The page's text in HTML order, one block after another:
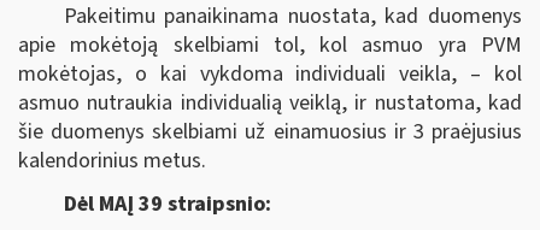
Pakeitimu panaikinama nuostata, kad duomenys
apie mokėtoją skelbiami tol, kol asmuo yra PVM
mokėtojas, o kai vykdoma individuali veikla, ‒ kol
asmuo nutraukia individualią veiklą, ir nustatoma, kad
šie duomenys skelbiami už einamuosius ir 3 praėjusius
kalendorinius metus.
Dėl MAĮ 39 straipsnio: